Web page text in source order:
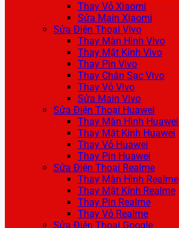
Thay Vỏ Xiaomi
Sửa Main Xiaomi
Sửa Điện Thoại Vivo
Thay Màn Hình Vivo
Thay Mặt Kính Vivo
Thay Pin Vivo
Thay Chân Sạc Vivo
Thay Vỏ Vivo
Sửa Main Vivo
Sửa Điện Thoại Huawei
Thay Màn Hình Huawei
Thay Mặt Kính Huawei
Thay Vỏ Huawei
Thay Pin Huawei
Sửa Điện Thoại Realme
Thay Màn Hình Realme
Thay Mặt Kính Realme
Thay Pin Realme
Thay Vỏ Realme
Sửa Điện Thoại Google